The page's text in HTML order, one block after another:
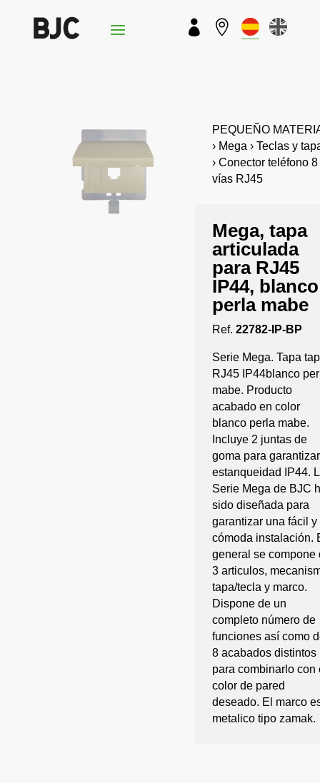
 
PEQUEÑO
› Mega › Teclas y
› Conector teléfono 8
vías RJ45
Mega, tapa
articulada
para RJ45
IP44, blanco
perla mabe
Ref. 22782-IP-BP
Serie Mega. Tapa
RJ45 IP44blanco
mabe. Producto
acabado en color
blanco perla mabe.
Incluye 2 juntas de
goma para
estanqueidad IP44.
Serie Mega de BJC
sido diseñada para
garantizar una fácil y
cómoda instalación.
general se compone
3 articulos,
tapa/tecla y marco.
Dispone de un
completo número de
funciones así como
8 acabados distintos
para combinarlo con
color de pared
deseado. El marco
metalico tipo zamak.